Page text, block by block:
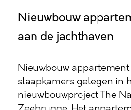
Nieuwbouw
aan de jachthaven
Nieuwbouw
slaapkamers gelegen in
nieuwbouwproject The